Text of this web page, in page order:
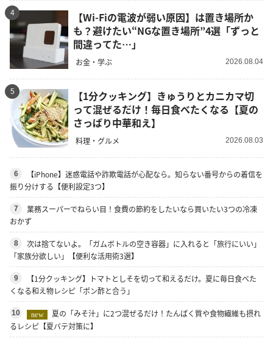
4
【Wi-Fiの電波が弱い原因】は置き場所か
も？避けたい“NGな置き場所”4選「ずっと
間違ってた…」
お金・学ぶ 2026.08.04
5
【1分クッキング】きゅうりとカニカマ切
って混ぜるだけ！毎日食べたくなる【夏の
さっぱり中華和え】
料理・グルメ 2026.08.03
6
【iPhone】迷惑電話や詐欺電話が心配なら。知らない番号からの着信を
振り分けする【便利設定3つ】
7
業務スーパーでねらい目！食費の節約をしたいなら買いたい3つの冷凍
おかず
8
次は捨てないよ。「ガムボトルの空き容器」に入れると「旅行にいい」
「家族分欲しい」【便利な活用術3選】
9
【1分クッキング】トマトとしそを切って和えるだけ。夏に毎日食べた
くなる和え物レシピ「ポン酢と合う」
10 new
夏の「みそ汁」に2つ混ぜるだけ！たんぱく質や食物繊維も摂れ
るレシピ【夏バテ対策に】